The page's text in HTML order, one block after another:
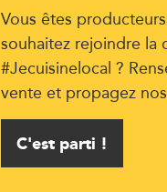
Vous êtes
souhaitez rejoindre la
#Jecuisinelocal ?
vente et propagez
C'est parti !